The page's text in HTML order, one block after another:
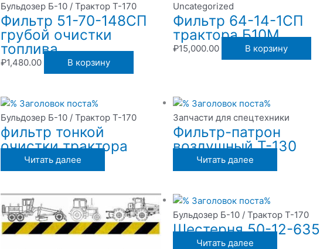
Бульдозер Б-10 / Трактор Т-170
Фильтр 51-70-148СП
грубой очистки
топлива
₽1,480.00 В корзину
Uncategorized
Фильтр 64-14-1СП
трактора Б10М
₽15,000.00 В корзину
Бульдозер Б-10 / Трактор Т-170
фильтр тонкой
очистки трактора
Читать далее
Запчасти для спецтехники
Фильтр-патрон
воздушный Т-130
Читать далее
Бульдозер Б-10 / Трактор Т-170
Шестерня 50-12-635
Читать далее